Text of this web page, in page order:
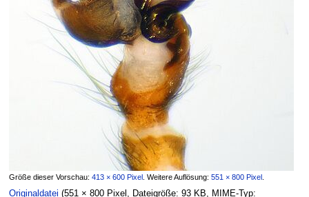
Größe dieser Vorschau: 413 × 600 Pixel. Weitere Auflösung: 551 × 800 Pixel.
Originaldatei (551 × 800 Pixel, Dateigröße: 93 KB, MIME-Typ: